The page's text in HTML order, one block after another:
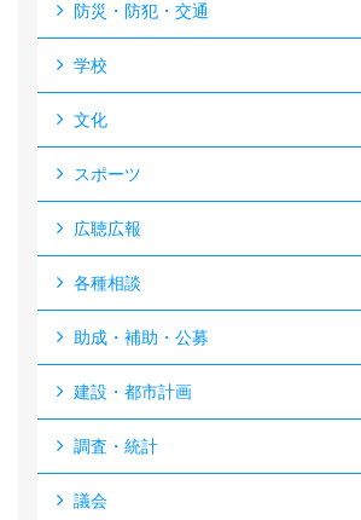
防災・防犯・交通
学校
文化
スポーツ
広聴広報
各種相談
助成・補助・公募
建設・都市計画
調査・統計
議会